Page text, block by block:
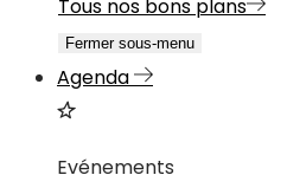
Tous nos bons plans
Fermer sous-menu
Agenda
Evénements